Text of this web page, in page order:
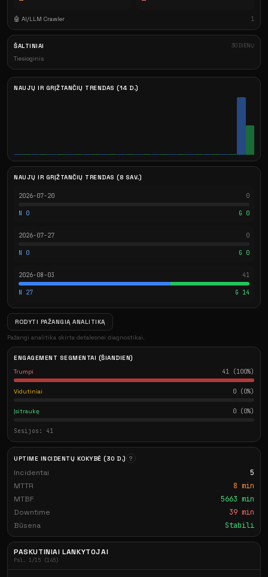
🤖 AI/LLM Crawler 1
ŠALTINIAI 30 DIENŲ
Tiesioginis
NAUJŲ IR GRĮŽTANČIŲ TRENDAS (14 D.)
NAUJŲ IR GRĮŽTANČIŲ TRENDAS (8 SAV.)
2026-07-20 0
N 0 G 0
2026-07-27 0
N 0 G 0
2026-08-03 41
N 27 G 14
RODYTI PAŽANGIĄ ANALITIKĄ
Pažangi analitika skirta detalesnei diagnostikai.
ENGAGEMENT SEGMENTAI (ŠIANDIEN)
Trumpi
41 (100%)
Vidutiniai 0 (0%)
Įsitraukę 0 (0%)
Sesijos: 41
UPTIME INCIDENTŲ KOKYBĖ (30 D.) ?
Incidentai
5
MTTR
8 min
MTBF
5663 min
Downtime
39 min
Būsena
Stabili
PASKUTINIAI LANKYTOJAI
Psl. 1/15 (145)